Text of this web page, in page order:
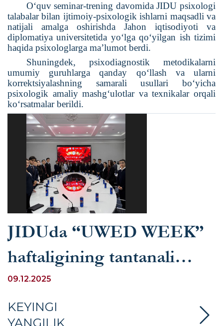
O‘quv seminar-trening davomida JIDU psixologi
talabalar bilan ijtimoiy-psixologik ishlarni maqsadli va
natijali amalga oshirishda Jahon iqtisodiyoti va
diplomatiya universitetida yo‘lga qo‘yilgan ish tizimi
haqida psixologlarga ma’lumot berdi.
Shuningdek, psixodiagnostik metodikalarni
umumiy guruhlarga qanday qo‘llash va ularni
korrektsiyalashning samarali usullari bo‘yicha
psixologik amaliy mashg‘ulotlar va texnikalar orqali
ko‘rsatmalar berildi.
JIDUda “UWED WEEK”
haftaligining tantanali
ochilish marosimi bo‘lib
o‘tdi
09.12.2025
KEYINGI
YANGILIK